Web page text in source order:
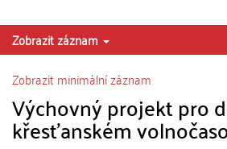
Zobrazit záznam
Zobrazit minimální záznam
Výchovný projekt pro
křesťanském